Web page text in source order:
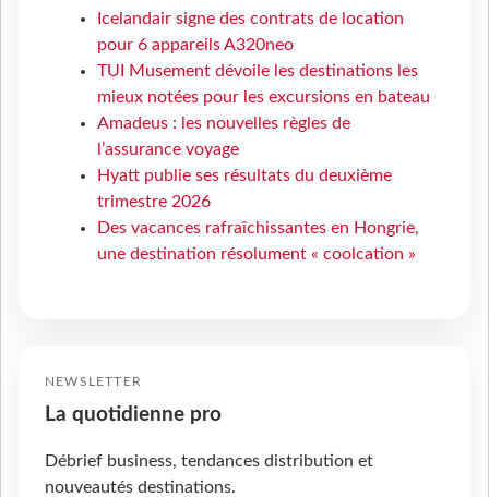
Icelandair signe des contrats de location
pour 6 appareils A320neo
TUI Musement dévoile les destinations les
mieux notées pour les excursions en bateau
Amadeus : les nouvelles règles de
l’assurance voyage
Hyatt publie ses résultats du deuxième
trimestre 2026
Des vacances rafraîchissantes en Hongrie,
une destination résolument « coolcation »
NEWSLETTER
La quotidienne pro
Débrief business, tendances distribution et
nouveautés destinations.